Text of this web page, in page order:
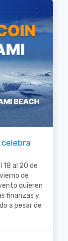
18 al 20 de
de
quieren
finanzas y
a pesar de